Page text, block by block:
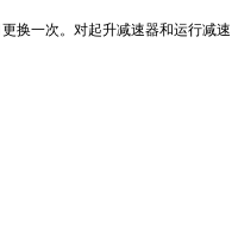
换一次。对起升减速器和运行减速